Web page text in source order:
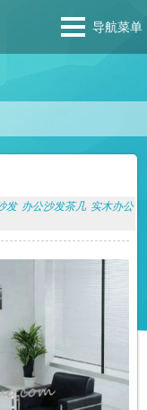
导航菜单
发 办公沙发茶几 实木办公